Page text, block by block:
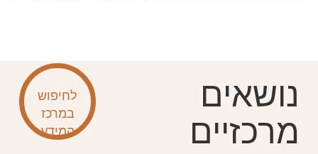
נושאים
מרכזיים
לחיפוש
במרכז
המידע